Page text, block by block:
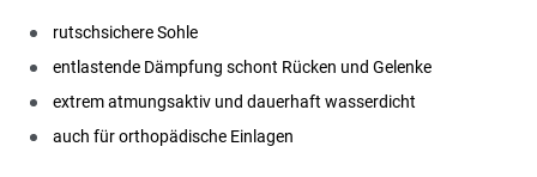
rutschsichere Sohle
entlastende Dämpfung schont Rücken und Gelenke
extrem atmungsaktiv und dauerhaft wasserdicht
auch für orthopädische Einlagen